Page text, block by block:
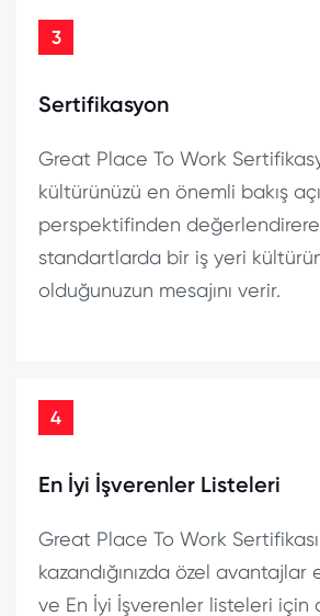
3
Sertifikasyon
Great Place To Work
kültürünüzü en önemli bakış
perspektifinden
standartlarda bir iş yeri
olduğunuzun mesajını verir.
4
En İyi İşverenler Listeleri
Great Place To Work
kazandığınızda özel
ve En İyi İşverenler listeleri için